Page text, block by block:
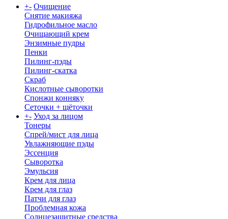
+- Очищение
Снятие макияжа
Гидрофильное масло
Очищающий крем
Энзимные пудры
Пенки
Пилинг-пэды
Пилинг-скатка
Скраб
Кислотные сыворотки
Спонжи конняку
Сеточки + щёточки
+- Уход за лицом
Тонеры
Спрей/мист для лица
Увлажняющие пэды
Эссенция
Сыворотка
Эмульсия
Крем для лица
Крем для глаз
Патчи для глаз
Проблемная кожа
Солнцезащитные средства